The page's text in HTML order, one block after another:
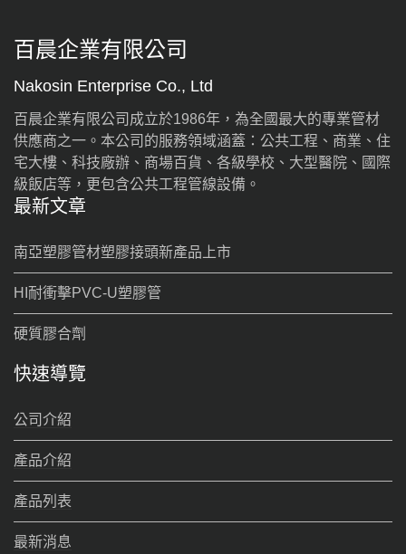
百晨企業有限公司
Nakosin Enterprise Co., Ltd
百晨企業有限公司成立於1986年，為全國最大的專業管材
供應商之一。本公司的服務領域涵蓋：公共工程、商業、住
宅大樓、科技廠辦、商場百貨、各級學校、大型醫院、國際
級飯店等，更包含公共工程管線設備。
最新文章
南亞塑膠管材塑膠接頭新產品上市
HI耐衝擊PVC-U塑膠管
硬質膠合劑
快速導覽
公司介紹
產品介紹
產品列表
最新消息